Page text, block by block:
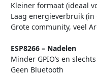
Kleiner formaat (ideaal
Laag energieverbruik (in
Grote community, veel
ESP8266 – Nadelen
Minder GPIO’s en
Geen Bluetooth